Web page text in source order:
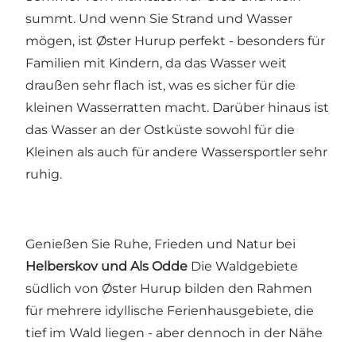
summt. Und wenn Sie Strand und Wasser
mögen, ist Øster Hurup perfekt - besonders für
Familien mit Kindern, da das Wasser weit
draußen sehr flach ist, was es sicher für die
kleinen Wasserratten macht. Darüber hinaus ist
das Wasser an der Ostküste sowohl für die
Kleinen als auch für andere Wassersportler sehr
ruhig.
Genießen Sie Ruhe, Frieden und Natur bei
Helberskov und Als Odde Die Waldgebiete
südlich von Øster Hurup bilden den Rahmen
für mehrere idyllische Ferienhausgebiete, die
tief im Wald liegen - aber dennoch in der Nähe